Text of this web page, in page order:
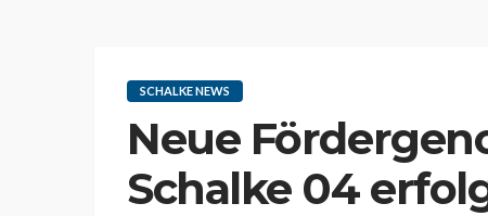
SCHALKE NEWS
Neue
Schalke 04